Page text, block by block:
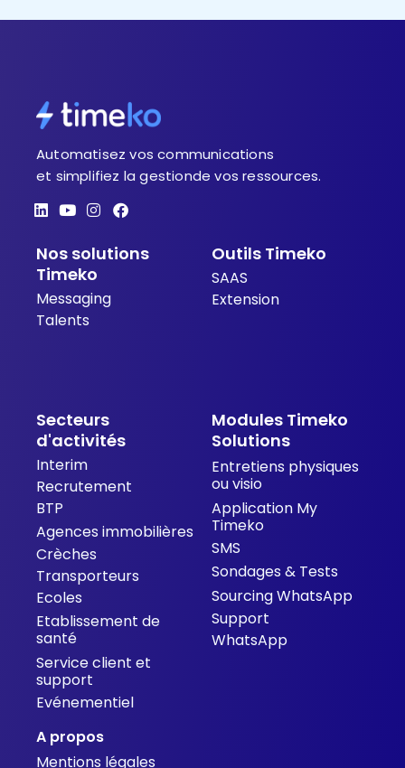
Automatisez vos communications
et simplifiez la gestionde vos ressources.
L
i
k
e
d
i
n
Y
o
t
u
b
e
I
n
t
a
g
r
F
a
e
Nos solutions
Timeko
Messaging
Talents
Outils Timeko
SAAS
Extension
Secteurs
d'activités
Interim
Recrutement
BTP
Agences immobilières
Crèches
Transporteurs
Ecoles
Etablissement de
santé
Service client et
support
Evénementiel
Modules Timeko
Solutions
Entretiens physiques
ou visio
Application My
Timeko
SMS
Sondages & Tests
Sourcing WhatsApp
Support
WhatsApp
A propos
Mentions légales